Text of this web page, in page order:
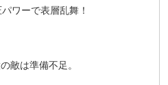
ワーで表層乱舞！
敵は準備不足。